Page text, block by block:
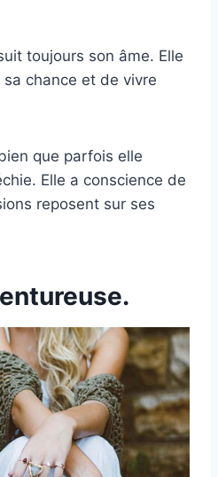
toujours son âme. Elle
sa chance et de vivre
que parfois elle
Elle a conscience de
reposent sur ses